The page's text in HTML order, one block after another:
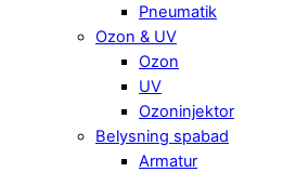
Pneumatik
Ozon & UV
Ozon
UV
Ozoninjektor
Belysning spabad
Armatur